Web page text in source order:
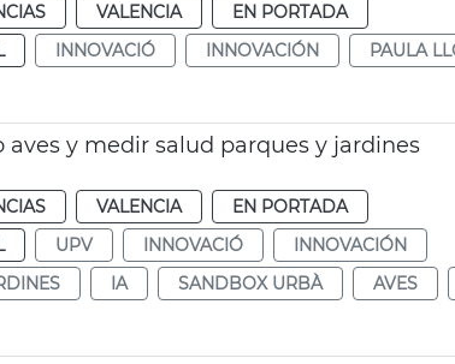
VALENCIA
EN PORTADA
INNOVACIÓ INNOVACIÓN
PAULA
y medir salud parques y jardines
VALENCIA
EN PORTADA
UPV INNOVACIÓ
INNOVACIÓN
IA SANDBOX URBÀ AVES